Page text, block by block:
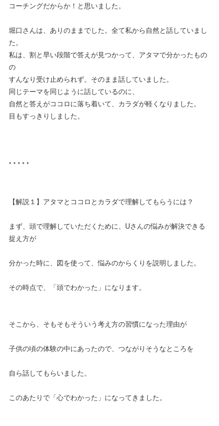
コーチングだからか！と思いました。
堀口さんは、ありのままでした。全て私から自然と話していまし
た。
私は、割と早い段階で答えが見つかって、アタマで分かったもの
の
すんなり受け止められず。そのまま話していました。
同じテーマを同じように話しているのに、
自然と答えがココロに落ち着いて、カラダが軽くなりました。
目もすっきりしました。
* * * * *
【解説１】アタマとココロとカラダで理解してもらうには？
まず、頭で理解していただくために、Uさんの悩みが解決できる
捉え方が
分かった時に、図を使って、悩みのからくりを説明しました。
その時点で、「頭でわかった」になります。
そこから、そもそもそういう考え方の習慣になった理由が
子供の頃の体験の中にあったので、つながりそうなところを
自ら話してもらいました。
このあたりで「心でわかった」になってきました。